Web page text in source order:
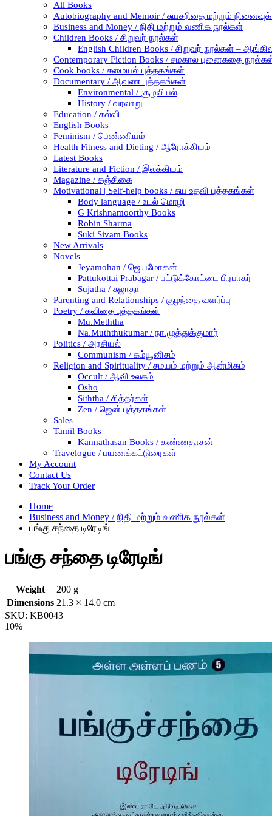
All Books
Autobiography and Memoir / சுயசரிதை மற்றும் நினைவுக்
Business and Money / நிதி மற்றும் வணிக நூல்கள்
Children Books / சிறுவர் நூல்கள்
English Children Books / சிறுவர் நூல்கள் –
Contemporary Fiction Books / சமகால புனைகதை
Cook books / சமையல் புத்தகங்கள்
Documentary / ஆவண புத்தகங்கள்
Environmental / சூழலியல்
History / வரலாறு
Education / கல்வி
English Books
Feminism / பெண்ணியம்
Health Fitness and Dieting / ஆரோக்கியம்
Latest Books
Literature and Fiction / இலக்கியம்
Magazine / சஞ்சிகை
Motivational | Self-help books / சுய உதவி புத்தகங்கள்
Body language / உடல் மொழி
G Krishnamoorthy Books
Robin Sharma
Suki Sivam Books
New Arrivals
Novels
Jeyamohan / ஜெயமோகன்
Pattukottai Prabagar / பட்டுக்கோட்டை பிரபாகர்
Sujatha / சுஜாதா
Parenting and Relationships / குழந்தை வளர்ப்பு
Poetry / கவிதை புத்தகங்கள்
Mu.Meththa
Na.Muththukumar / நா.முத்துக்குமார்
Politics / அரசியல்
Communism / கம்யூனிசம்
Religion and Spirituality / சமயம் மற்றும் ஆன்மிகம்
Occult / ஆவி உலகம்
Osho
Siththa / சித்தர்கள்
Zen / ஜென் புத்தகங்கள்
Sales
Tamil Books
Kannathasan Books / கண்ணதாசன்
Travelogue / பயணக்கட்டுரைகள்
My Account
Contact Us
Track Your Order
Home
Business and Money / நிதி மற்றும் வணிக நூல்கள்
பங்கு சந்தை டிரேடிங்
பங்கு சந்தை டிரேடிங்
Weight
200 g
Dimensions 21.3 × 14.0 cm
SKU: KB0043
10%